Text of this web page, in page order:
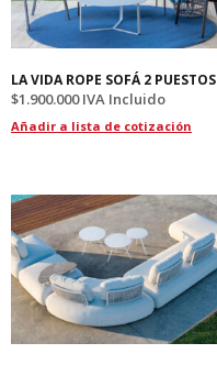
LA VIDA ROPE SOFÁ 2 PUESTOS
$1.900.000IVA Incluido
Añadir a lista de cotización